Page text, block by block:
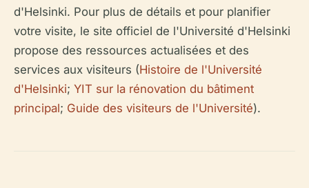
d'Helsinki. Pour plus de détails et pour planifier
votre visite, le site officiel de l'Université d'Helsinki
propose des ressources actualisées et des
services aux visiteurs (Histoire de l'Université
d'Helsinki; YIT sur la rénovation du bâtiment
principal; Guide des visiteurs de l'Université).